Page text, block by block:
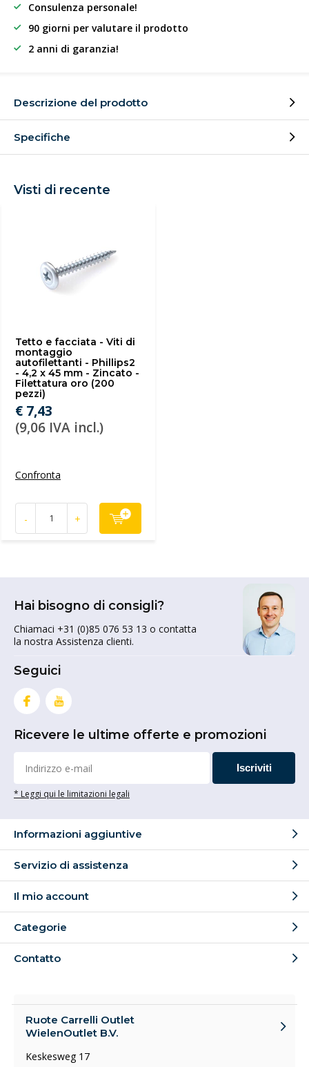
Consulenza personale!
90 giorni per valutare il prodotto
2 anni di garanzia!
Descrizione del prodotto
Specifiche
Visti di recente
Tetto e facciata - Viti di
montaggio
autofilettanti - Phillips2
- 4,2 x 45 mm - Zincato -
Filettatura oro (200
pezzi)
€ 7,43
(9,06 IVA incl.)
Confronta
- +
Hai bisogno di consigli?
Chiamaci +31 (0)85 076 53 13 o contatta
la nostra Assistenza clienti.
Seguici
Ricevere le ultime offerte e promozioni
Iscriviti
* Leggi qui le limitazioni legali
Informazioni aggiuntive
Servizio di assistenza
Il mio account
Categorie
Contatto
Ruote Carrelli Outlet
WielenOutlet B.V.
Keskesweg 17